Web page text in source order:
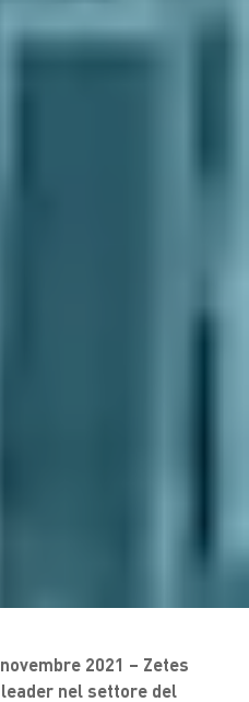
2021 – Zetes
nel settore del